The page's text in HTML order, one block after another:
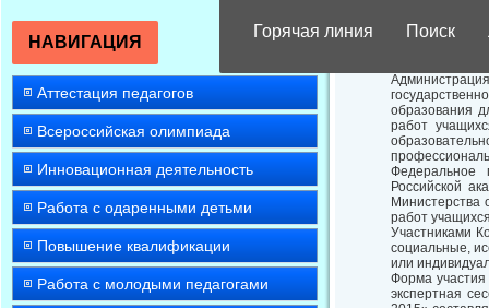
Горячая линия Поиск
НАВИГАЦИЯ
Аттестация педагогов
Всероссийская олимпиада
Инновационная деятельность
Работа с одаренными детьми
Повышение квалификации
Работа с молодыми педагогами
образования
работ
Федеральное
Российской
Министерства
работ
Участниками
социальные,
или
Форма участия
экспертная